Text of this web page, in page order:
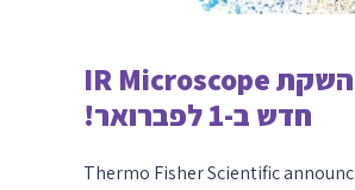
וובינר השקת IR Microscope
חדש ב-1 לפברואר!
Thermo Fisher Scientific